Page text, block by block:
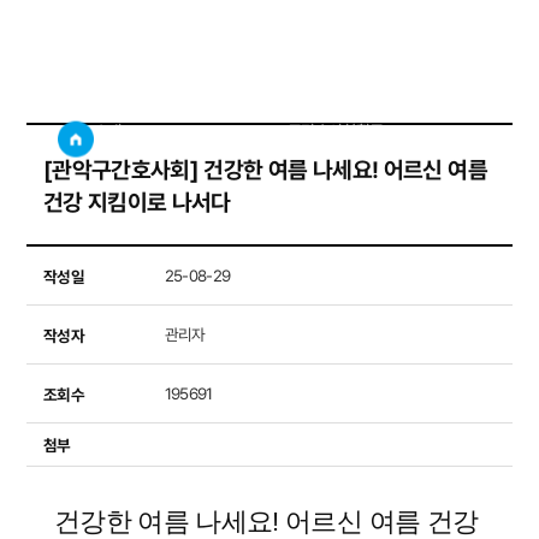
소개 구간호사회활동
[관악구간호사회] 건강한 여름 나세요! 어르신 여름
건강 지킴이로 나서다
작성일 25-08-29
작성자 관리자
조회수 195691
첨부
건강한 여름 나세요! 어르신 여름 건강